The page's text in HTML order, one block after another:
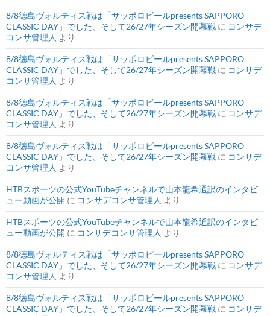
8/8徳島ヴォルティス戦は「サッポロビールpresents SAPPORO
CLASSIC DAY」でした、そして26/27年シーズン開幕戦 に コンサデ
コンサ管理人 より
8/8徳島ヴォルティス戦は「サッポロビールpresents SAPPORO
CLASSIC DAY」でした、そして26/27年シーズン開幕戦 に コンサデ
コンサ管理人 より
8/8徳島ヴォルティス戦は「サッポロビールpresents SAPPORO
CLASSIC DAY」でした、そして26/27年シーズン開幕戦 に コンサデ
コンサ管理人 より
8/8徳島ヴォルティス戦は「サッポロビールpresents SAPPORO
CLASSIC DAY」でした、そして26/27年シーズン開幕戦 に コンサデ
コンサ管理人 より
HTBスポーツの公式YouTubeチャンネルで山本龍希通訳のインタビ
ュー動画が公開 に コンサデコンサ管理人 より
HTBスポーツの公式YouTubeチャンネルで山本龍希通訳のインタビ
ュー動画が公開 に コンサデコンサ管理人 より
8/8徳島ヴォルティス戦は「サッポロビールpresents SAPPORO
CLASSIC DAY」でした、そして26/27年シーズン開幕戦 に コンサデ
コンサ管理人 より
8/8徳島ヴォルティス戦は「サッポロビールpresents SAPPORO
CLASSIC DAY」でした、そして26/27年シーズン開幕戦 に コンサデ